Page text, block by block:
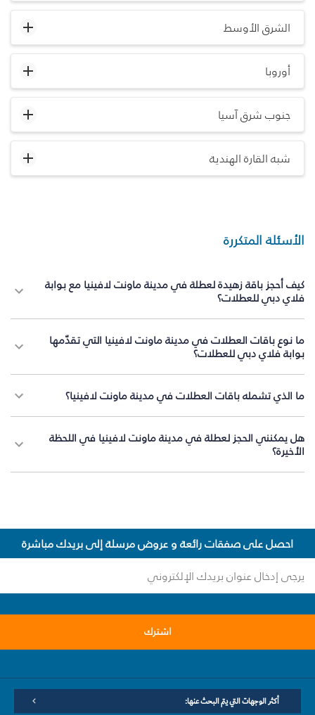
الشرق الأوسط
أوروبا
جنوب شرق آسيا
شبه القارة الهندية
الأسئلة المتكررة
كيف أحجز باقة زهيدة لعطلة في مدينة ماونت لافينيا مع بوابة
فلاي دبي للعطلات؟
ما نوع باقات العطلات في مدينة ماونت لافينيا التي تقدّمها
بوابة فلاي دبي للعطلات؟
ما الذي تشمله باقات العطلات في مدينة ماونت لافينيا؟
هل يمكنني الحجز لعطلة في مدينة ماونت لافينيا في اللحظة
الأخيرة؟
احصل على صفقات رائعة و عروض مرسلة إلى بريدك مباشرة
اشترك
أكثر الوجهات التي يتم البحث عنها: